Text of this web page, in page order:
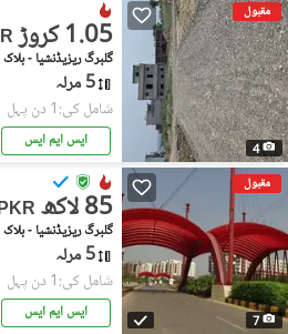
مقبول
4
1.05 کروڑ
گلبرگ ریزیڈنشیا -
5 مرلہ
شامل کی:1 دن پہل
ایس ایم ایس
مقبول
7
85 لاکھ
گلبرگ ریزیڈنشیا -
5 مرلہ
شامل کی:1 دن پہل
ایس ایم ایس